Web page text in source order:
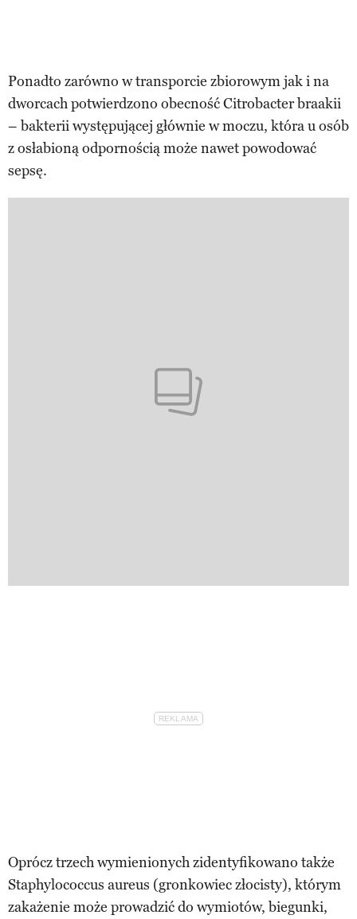
Ponadto zarówno w transporcie zbiorowym jak i na
dworcach potwierdzono obecność Citrobacter braakii
– bakterii występującej głównie w moczu, która u osób
z osłabioną odpornością może nawet powodować
sepsę.
Oprócz trzech wymienionych zidentyfikowano także
Staphylococcus aureus (gronkowiec złocisty), którym
zakażenie może prowadzić do wymiotów, biegunki,